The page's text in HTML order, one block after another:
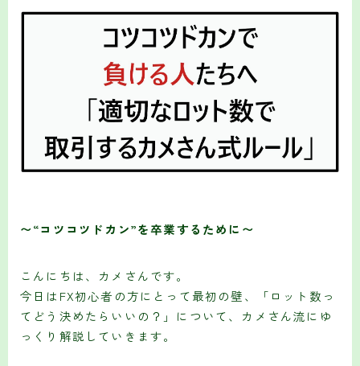
〜“コツコツドカン”を卒業するために〜
こんにちは、カメさんです。
今日はFX初心者の方にとって最初の壁、「ロット数っ
てどう決めたらいいの？」について、カメさん流にゆ
っくり解説していきます。